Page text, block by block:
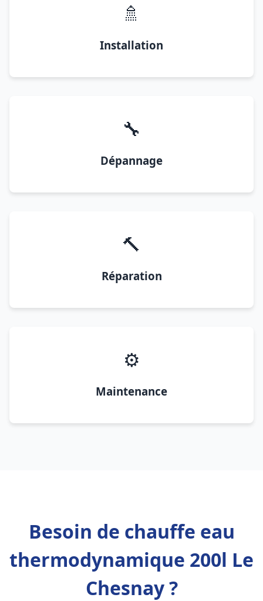
🚿
Installation
🔧
Dépannage
🔨
Réparation
⚙️
Maintenance
Besoin de chauffe eau
thermodynamique 200l Le
Chesnay ?